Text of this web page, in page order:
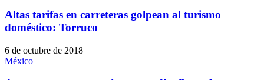
Altas tarifas en carreteras golpean al turismo
doméstico: Torruco
6 de octubre de 2018
México